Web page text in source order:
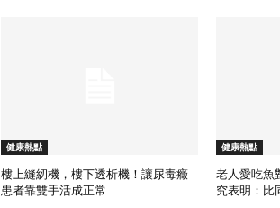
健康熱點
樓上縫紉機，樓下透析機！讓尿毒癥
患者靠雙手活成正常...
健康熱點
老人愛吃魚
究表明：比